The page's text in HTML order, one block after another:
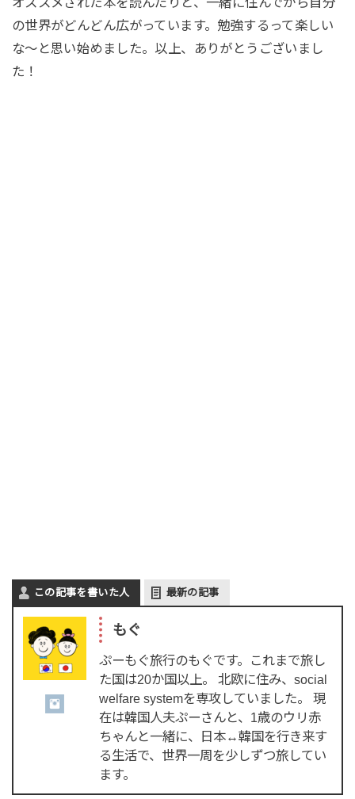
の世界がどんどん広がっています。勉強するって楽しい
な～と思い始めました。以上、ありがとうございまし
た！
この記事を書いた人 最新の記事
もぐ
ぷーもぐ旅行のもぐです。これまで旅し
た国は20か国以上。 北欧に住み、social
welfare systemを専攻していました。 現
在は韓国人夫ぷーさんと、1歳のウリ赤
ちゃんと一緒に、日本↔韓国を行き来す
る生活で、世界一周を少しずつ旅してい
ます。